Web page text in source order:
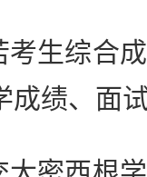
综合成
成绩、面